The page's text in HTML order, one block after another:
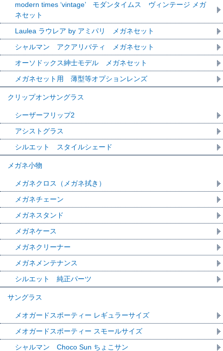
modern times ‘vintage’ モダンタイムス ヴィンテージ メガ
ネセット
Laulea ラウレア by アミパリ メガネセット
シャルマン アクアリバティ メガネセット
オーソドックス紳士モデル メガネセット
メガネセット用 薄型等オプションレンズ
クリップオンサングラス
シーザーフリップ2
アシストグラス
シルエット スタイルシェード
メガネ小物
メガネクロス（メガネ拭き）
メガネチェーン
メガネスタンド
メガネケース
メガネクリーナー
メガネメンテナンス
シルエット 純正パーツ
サングラス
メオガードスポーティー レギュラーサイズ
メオガードスポーティー スモールサイズ
シャルマン Choco Sun ちょこサン